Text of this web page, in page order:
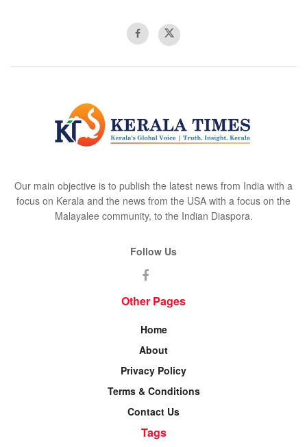
Our main objective is to publish the latest news from India with a
focus on Kerala and the news from the USA with a focus on the
Malayalee community, to the Indian Diaspora.
Follow Us
Other Pages
Home
About
Privacy Policy
Terms & Conditions
Contact Us
Tags